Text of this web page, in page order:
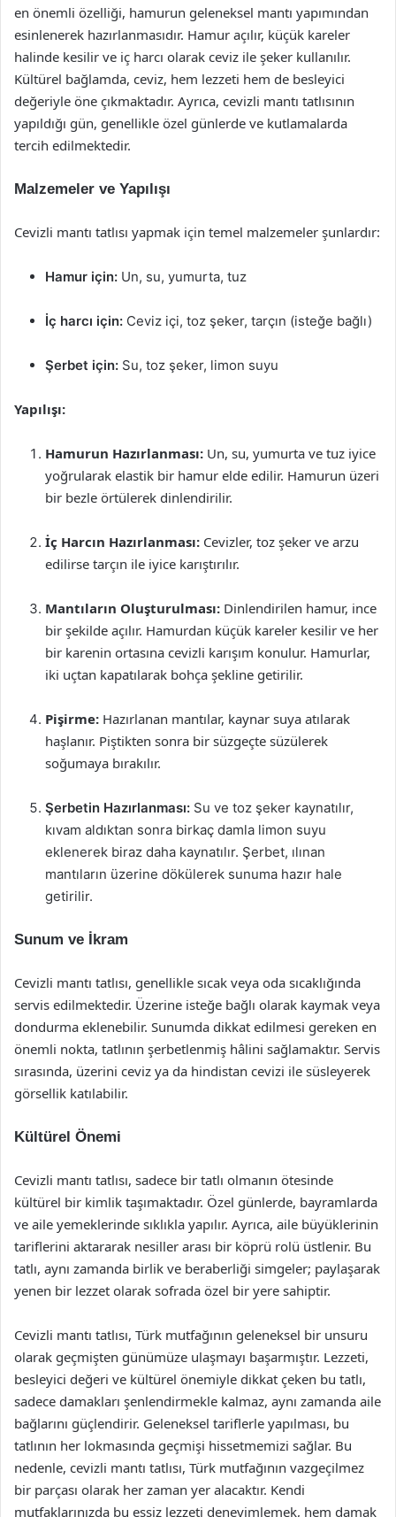
en önemli özelliği, hamurun geleneksel mantı yapımından
esinlenerek hazırlanmasıdır. Hamur açılır, küçük kareler
halinde kesilir ve iç harcı olarak ceviz ile şeker kullanılır.
Kültürel bağlamda, ceviz, hem lezzeti hem de besleyici
değeriyle öne çıkmaktadır. Ayrıca, cevizli mantı tatlısının
yapıldığı gün, genellikle özel günlerde ve kutlamalarda
tercih edilmektedir.
Malzemeler ve Yapılışı
Cevizli mantı tatlısı yapmak için temel malzemeler şunlardır:
Hamur için: Un, su, yumurta, tuz
İç harcı için: Ceviz içi, toz şeker, tarçın (isteğe bağlı)
Şerbet için: Su, toz şeker, limon suyu
Yapılışı:
Hamurun Hazırlanması: Un, su, yumurta ve tuz iyice
yoğrularak elastik bir hamur elde edilir. Hamurun üzeri
bir bezle örtülerek dinlendirilir.
İç Harcın Hazırlanması: Cevizler, toz şeker ve arzu
edilirse tarçın ile iyice karıştırılır.
Mantıların Oluşturulması: Dinlendirilen hamur, ince
bir şekilde açılır. Hamurdan küçük kareler kesilir ve her
bir karenin ortasına cevizli karışım konulur. Hamurlar,
iki uçtan kapatılarak bohça şekline getirilir.
Pişirme: Hazırlanan mantılar, kaynar suya atılarak
haşlanır. Piştikten sonra bir süzgeçte süzülerek
soğumaya bırakılır.
Şerbetin Hazırlanması: Su ve toz şeker kaynatılır,
kıvam aldıktan sonra birkaç damla limon suyu
eklenerek biraz daha kaynatılır. Şerbet, ılınan
mantıların üzerine dökülerek sunuma hazır hale
getirilir.
Sunum ve İkram
Cevizli mantı tatlısı, genellikle sıcak veya oda sıcaklığında
servis edilmektedir. Üzerine isteğe bağlı olarak kaymak veya
dondurma eklenebilir. Sunumda dikkat edilmesi gereken en
önemli nokta, tatlının şerbetlenmiş hâlini sağlamaktır. Servis
sırasında, üzerini ceviz ya da hindistan cevizi ile süsleyerek
görsellik katılabilir.
Kültürel Önemi
Cevizli mantı tatlısı, sadece bir tatlı olmanın ötesinde
kültürel bir kimlik taşımaktadır. Özel günlerde, bayramlarda
ve aile yemeklerinde sıklıkla yapılır. Ayrıca, aile büyüklerinin
tariflerini aktararak nesiller arası bir köprü rolü üstlenir. Bu
tatlı, aynı zamanda birlik ve beraberliği simgeler; paylaşarak
yenen bir lezzet olarak sofrada özel bir yere sahiptir.
Cevizli mantı tatlısı, Türk mutfağının geleneksel bir unsuru
olarak geçmişten günümüze ulaşmayı başarmıştır. Lezzeti,
besleyici değeri ve kültürel önemiyle dikkat çeken bu tatlı,
sadece damakları şenlendirmekle kalmaz, aynı zamanda aile
bağlarını güçlendirir. Geleneksel tariflerle yapılması, bu
tatlının her lokmasında geçmişi hissetmemizi sağlar. Bu
nedenle, cevizli mantı tatlısı, Türk mutfağının vazgeçilmez
bir parçası olarak her zaman yer alacaktır. Kendi
mutfaklarınızda bu eşsiz lezzeti deneyimlemek, hem damak